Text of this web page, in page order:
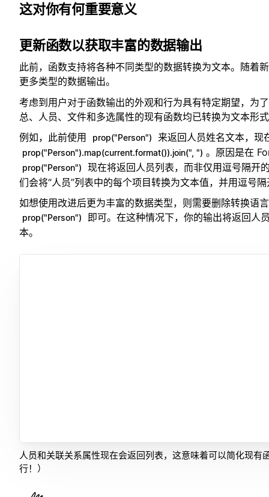
这对你有何重要意义
更新函数以获取丰富的数据输出
此前，函数支持将各种不同类型的数据转换为文本。随着
更多类型的数据输出。
考虑到用户对于函数输出的外观和行为具有特定期望，为
总、人员、文件和多选属性的现有函数均已转换为文本形
例如，此前使用
prop("Person") 来返回人员姓名文本，现
prop("Person").map(current.format()).join(", ") 。原因是在
prop("Person")
现在将返回人员列表，而非仅用逗号隔开
们会将“人员”列表中的每个项目转换为文本值，并用逗号
如想使用改进后更为丰富的数据类型，则需要删除转换语
prop("Person")
即可。在这种情况下，你的输出将返回人
本。
人员和关联关系属性现在会返回列表，这意味着可以简化现有
行！）